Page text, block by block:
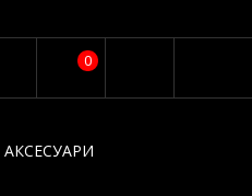
0
AКСЕСУАРИ